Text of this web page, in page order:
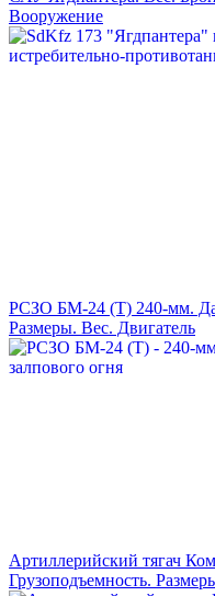
Вооружение
РСЗО БМ-24 (Т) 240-мм.
Размеры. Вес. Двигатель
Артиллерийский тягач
Грузоподъемность.